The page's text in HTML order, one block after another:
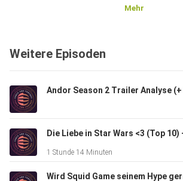
Mehr
Weitere Episoden
1 Stunde 14 Minuten